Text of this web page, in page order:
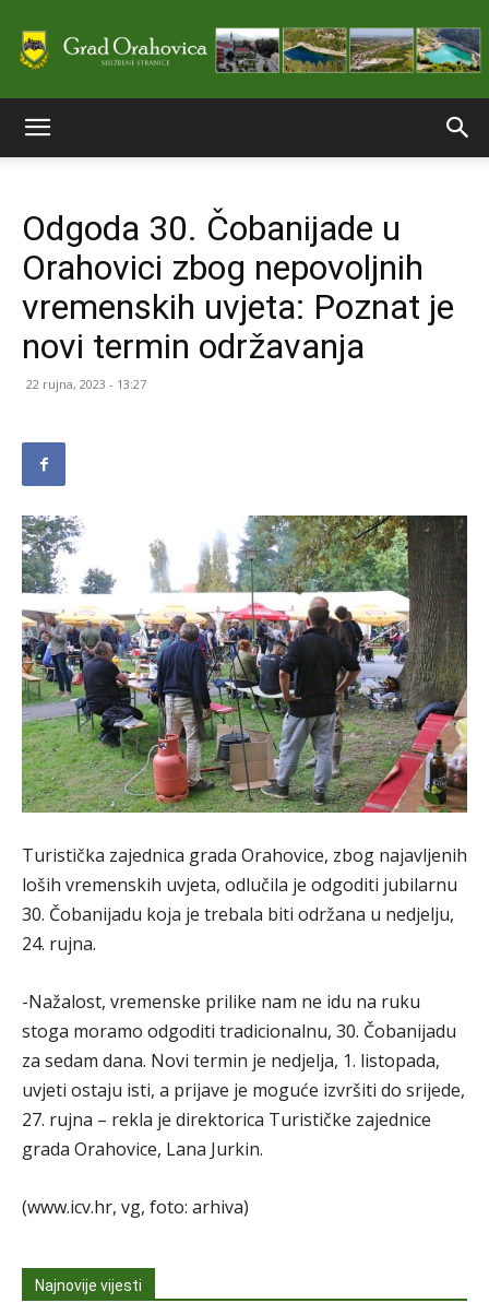
stranice
Grada
Odgoda 30. Čobanijade u
Orahovici zbog nepovoljnih
vremenskih uvjeta: Poznat je
novi termin održavanja
22 rujna, 2023 - 13:27
Turistička zajednica grada Orahovice, zbog najavljenih
loših vremenskih uvjeta, odlučila je odgoditi jubilarnu
30. Čobanijadu koja je trebala biti održana u nedjelju,
24. rujna.
-Nažalost, vremenske prilike nam ne idu na ruku
stoga moramo odgoditi tradicionalnu, 30. Čobanijadu
za sedam dana. Novi termin je nedjelja, 1. listopada,
uvjeti ostaju isti, a prijave je moguće izvršiti do srijede,
27. rujna – rekla je direktorica Turističke zajednice
grada Orahovice, Lana Jurkin.
(www.icv.hr, vg, foto: arhiva)
Najnovije vijesti